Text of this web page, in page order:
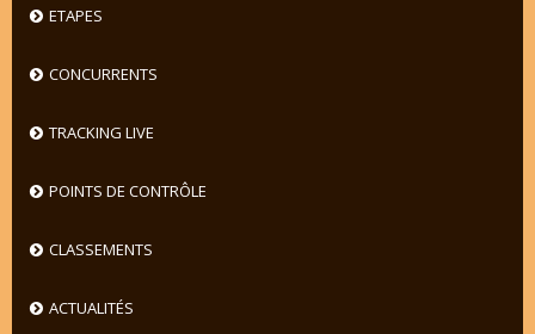
ETAPES
CONCURRENTS
TRACKING LIVE
POINTS DE CONTRÔLE
CLASSEMENTS
ACTUALITÉS